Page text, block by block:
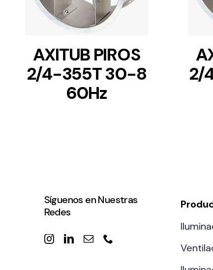
AXITUB PIROS
2/4-355T 30-8
60Hz
2/
Síguenos en Nuestras
Redes